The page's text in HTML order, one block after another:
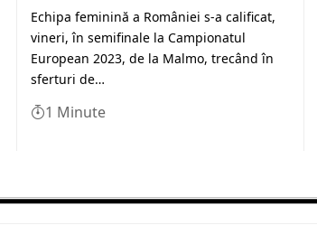
Echipa feminină a României s-a calificat,
vineri, în semifinale la Campionatul
European 2023, de la Malmo, trecând în
sferturi de…
1 Minute